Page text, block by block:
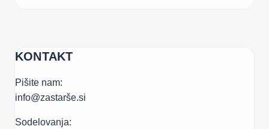
KONTAKT
Pišite nam:
info@zastarše.si
Sodelovanja: